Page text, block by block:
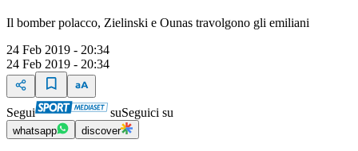
Il bomber polacco, Zielinski e Ounas travolgono gli emiliani
24 Feb 2019 - 20:34
24 Feb 2019 - 20:34
Segui suSeguici su
whatsapp discover